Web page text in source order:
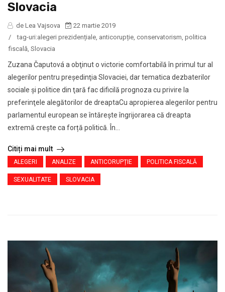
Slovacia
de Lea Vajsova
22 martie 2019
/
tag-uri:alegeri prezidențiale anticorupție conservatorism politica
fiscală Slovacia
Zuzana Čaputová a obţinut o victorie comfortabilă în primul tur al
alegerilor pentru preşedinţia Slovaciei, dar tematica dezbaterilor
sociale şi politice din ţară fac dificilă prognoza cu privire la
preferinţele alegătorilor de dreaptaCu apropierea alegerilor pentru
parlamentul european se întăreşte îngrijorarea că dreapta
extremă crește ca forță politică. În...
Citiți mai mult
ALEGERI ANALIZE ANTICORUPȚIE POLITICA FISCALĂ
SEXUALITATE SLOVACIA